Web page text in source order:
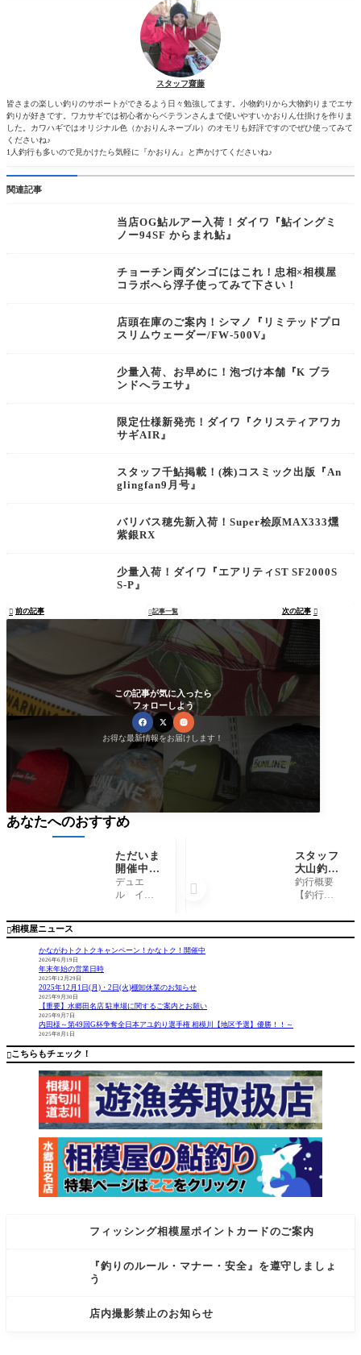
スタッフ齋藤
皆さまの楽しい釣りのサポートができるよう日々勉強してます。小物釣りから大物釣りまでエサ
釣りが好きです。ワカサギでは初心者からベテランさんまで使いやすいかおりん仕掛けを作りま
した。カワハギではオリジナル色（かおりんネーブル）のオモリも好評ですのでぜひ使ってみて
くださいね♪
1人釣行も多いので見かけたら気軽に『かおりん』と声かけてくださいね♪
関連記事
当店OG鮎ルアー入荷！ダイワ『鮎イングミ
ノー94SF からまれ鮎』
チョーチン両ダンゴにはこれ！忠相×相模屋
コラボへら浮子使ってみて下さい！
店頭在庫のご案内！シマノ『リミテッドプロ
スリムウェーダー/FW-500V』
少量入荷、お早めに！泡づけ本舗『K ブラ
ンドへラエサ』
限定仕様新発売！ダイワ『クリスティアワカ
サギAIR』
スタッフ千鮎掲載！(株)コスミック出版『An
glingfan9月号』
バリバス穂先新入荷！Super桧原MAX333燻
紫銀RX
少量入荷！ダイワ『エアリティST SF2000S
S-P』
 前の記事 記事一覧 次の記事 
この記事が気に入ったら
フォローしよう
お得な最新情報をお届けします！
相模屋ニュース
かながわトクトクキャンペーン！かなトク！開催中
2026年6月19日
年末年始の営業日時
2025年12月29日
2025年12月1日(月)・2日(火)棚卸休業のお知らせ
2025年9月30日
【重要】水郷田名店 駐車場に関するご案内とお願い
2025年9月7日
内田様～第49回G杯争奪全日本アユ釣り選手権 相模川【地区予選】優勝！！～
2025年8月1日
こちらもチェック！
フィッシング相模屋ポイントカードのご案内
『釣りのルール・マナー・安全』を遵守しましょ
う
店内撮影禁止のお知らせ
あなたへのおすすめ
ただいま
開催中！
DUEL笛
木さんの
デュエ
ル イン
ベント始
た！ 笛木
したくて
してるよ
うです！
しくださ
い！ トー
スタッフ
大山釣行
記～湘南
サーフ/
キ81cm1
釣行概要
【釣行
4年6月29
匹 タック
ル ・ロッ
